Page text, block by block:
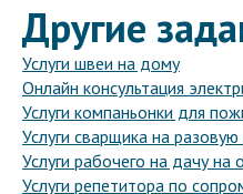
Другие
Услуги швеи на дому
Онлайн консультация
Услуги компаньонки для
Услуги сварщика на
Услуги рабочего на дачу на
Услуги репетитора по